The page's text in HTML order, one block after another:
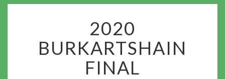
BURKARTSHAIN
FINAL
2020
BURKARTSHAIN
FINAL